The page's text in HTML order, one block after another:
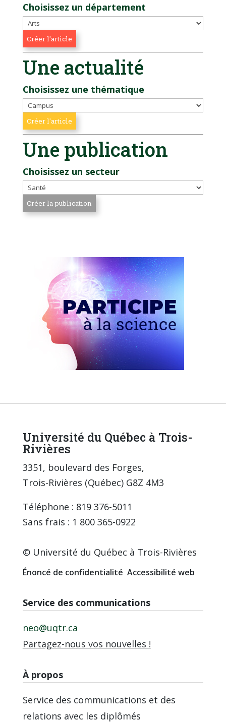
Choisissez un département
Une actualité
Choisissez une thématique
Une publication
Choisissez un secteur
Université du Québec à Trois-
Rivières
3351, boulevard des Forges,
Trois-Rivières (Québec) G8Z 4M3
Téléphone : 819 376-5011
Sans frais : 1 800 365-0922
© Université du Québec à Trois-Rivières
Énoncé de confidentialité Accessibilité web
Service des communications
neo@uqtr.ca
Partagez-nous vos nouvelles !
À propos
Service des communications et des
relations avec les diplômés